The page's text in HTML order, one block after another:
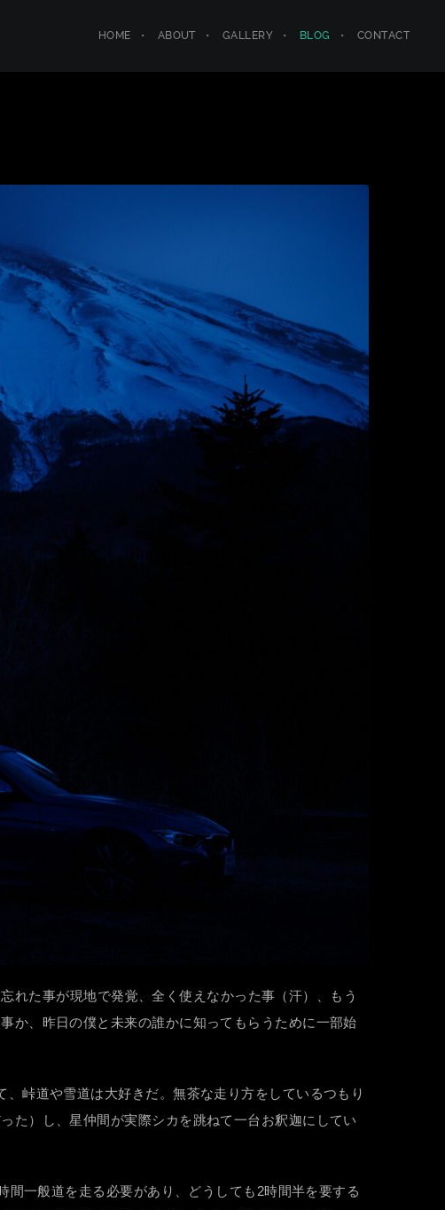
HOME ABOUT GALLERY BLOG CONTACT
れた事が現地で発覚、全く使えなかった事（汗）、もう
か、昨日の僕と未来の誰かに知ってもらうために一部始
峠道や雪道は大好きだ。無茶な走り方をしているつもり
た）し、星仲間が実際シカを跳ねて一台お釈迦にしてい
一般道を走る必要があり、どうしても2時間半を要する